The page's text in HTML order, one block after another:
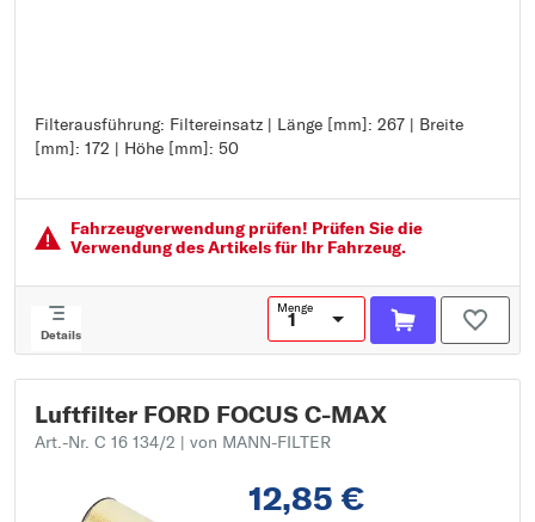
Filterausführung: Filtereinsatz | Länge [mm]: 267 | Breite
[mm]: 172 | Höhe [mm]: 50
Filterausführung: Filtereinsatz
Länge [mm]: 267
Höhe [mm]: 50
Fahrzeugver­wendung prüfen! Prüfen Sie die
Verwendung des Artikels für Ihr Fahrzeug.
Details
Menge
Luftfilter FORD FOCUS C-MAX
Art.-Nr. C 16 134/2 | von MANN-FILTER
12,85 €